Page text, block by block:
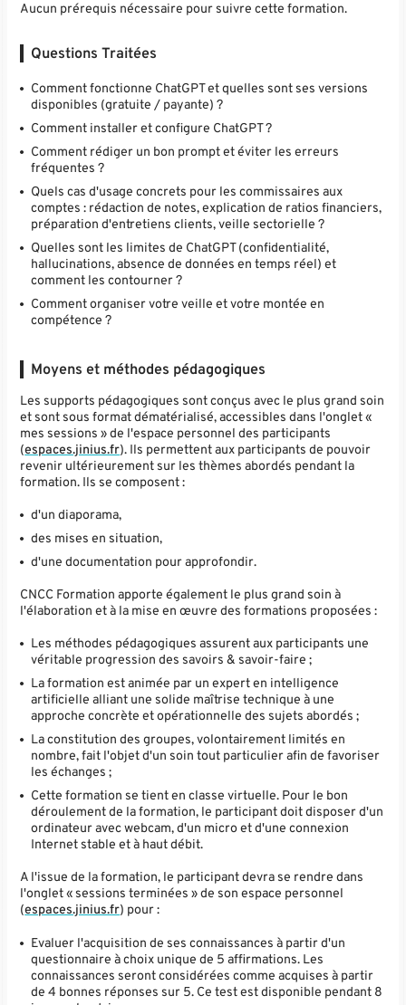
Aucun prérequis nécessaire pour suivre cette formation.
Questions Traitées
Comment fonctionne ChatGPT et quelles sont ses versions
disponibles (gratuite / payante) ?
Comment installer et configure ChatGPT ?
Comment rédiger un bon prompt et éviter les erreurs
fréquentes ?
Quels cas d'usage concrets pour les commissaires aux
comptes : rédaction de notes, explication de ratios financiers,
préparation d'entretiens clients, veille sectorielle ?
Quelles sont les limites de ChatGPT (confidentialité,
hallucinations, absence de données en temps réel) et
comment les contourner ?
Comment organiser votre veille et votre montée en
compétence ?
Moyens et méthodes pédagogiques
Les supports pédagogiques sont conçus avec le plus grand soin
et sont sous format dématérialisé, accessibles dans l'onglet «
mes sessions » de l'espace personnel des participants
(espaces.jinius.fr). Ils permettent aux participants de pouvoir
revenir ultérieurement sur les thèmes abordés pendant la
formation. Ils se composent :
d'un diaporama,
des mises en situation,
d'une documentation pour approfondir.
CNCC Formation apporte également le plus grand soin à
l'élaboration et à la mise en œuvre des formations proposées :
Les méthodes pédagogiques assurent aux participants une
véritable progression des savoirs & savoir-faire ;
La formation est animée par un expert en intelligence
artificielle alliant une solide maîtrise technique à une
approche concrète et opérationnelle des sujets abordés ;
La constitution des groupes, volontairement limités en
nombre, fait l'objet d'un soin tout particulier afin de favoriser
les échanges ;
Cette formation se tient en classe virtuelle. Pour le bon
déroulement de la formation, le participant doit disposer d'un
ordinateur avec webcam, d'un micro et d'une connexion
Internet stable et à haut débit.
A l'issue de la formation, le participant devra se rendre dans
l'onglet « sessions terminées » de son espace personnel
(espaces.jinius.fr) pour :
Evaluer l'acquisition de ses connaissances à partir d'un
questionnaire à choix unique de 5 affirmations. Les
connaissances seront considérées comme acquises à partir
de 4 bonnes réponses sur 5. Ce test est disponible pendant 8